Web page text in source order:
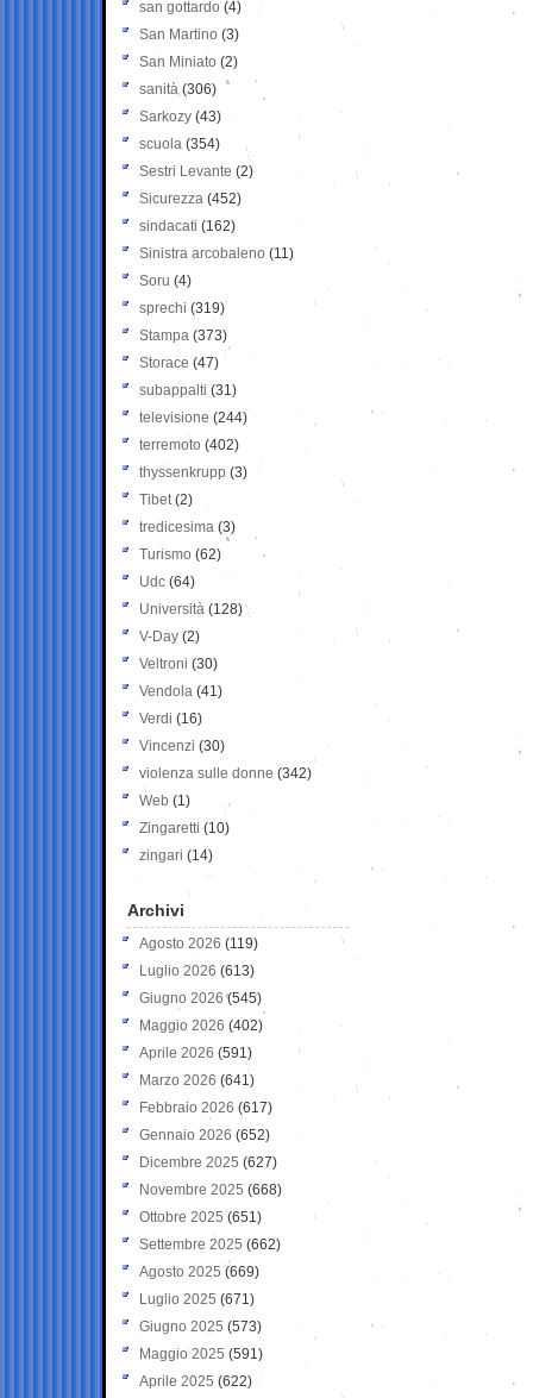
san gottardo (4)
San Martino (3)
San Miniato (2)
sanità (306)
Sarkozy (43)
scuola (354)
Sestri Levante (2)
Sicurezza (452)
sindacati (162)
Sinistra arcobaleno (11)
Soru (4)
sprechi (319)
Stampa (373)
Storace (47)
subappalti (31)
televisione(244)
terremoto (402)
thyssenkrupp (3)
Tibet(2)
tredicesima (3)
Turismo (62)
Udc (64)
Università (128)
V-Day (2)
Veltroni (30)
Vendola (41)
Verdi (16)
Vincenzi (30)
violenza sulle donne (342)
Web (1)
Zingaretti (10)
zingari (14)
Archivi
Agosto 2026 (119)
Luglio 2026 (613)
Giugno 2026 (545)
Maggio 2026 (402)
Aprile 2026 (591)
Marzo 2026 (641)
Febbraio 2026 (617)
Gennaio 2026 (652)
Dicembre 2025 (627)
Novembre 2025 (668)
Ottobre 2025 (651)
Settembre 2025 (662)
Agosto 2025 (669)
Luglio 2025 (671)
Giugno 2025 (573)
Maggio 2025 (591)
Aprile 2025 (622)